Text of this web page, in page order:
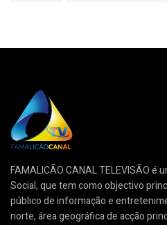
FAMALICÃO CANAL TELEVISÃO é
Social, que tem como objectivo
público de informação e
norte, área geográfica de acção